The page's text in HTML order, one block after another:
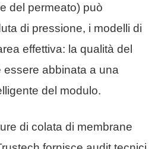
del permeato) può
di pressione, i modelli di
effettiva: la qualità del
essere abbinata a una
del modulo.
di colata di membrane